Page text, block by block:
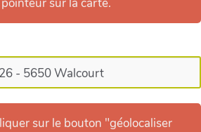
sur la carte.
sur le bouton "géolocaliser